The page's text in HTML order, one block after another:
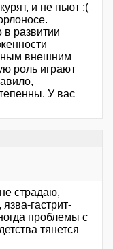
и не пьют :(
в развитии
внешним
роль играют
У вас
страдаю,
гастрит-
проблемы с
тянется